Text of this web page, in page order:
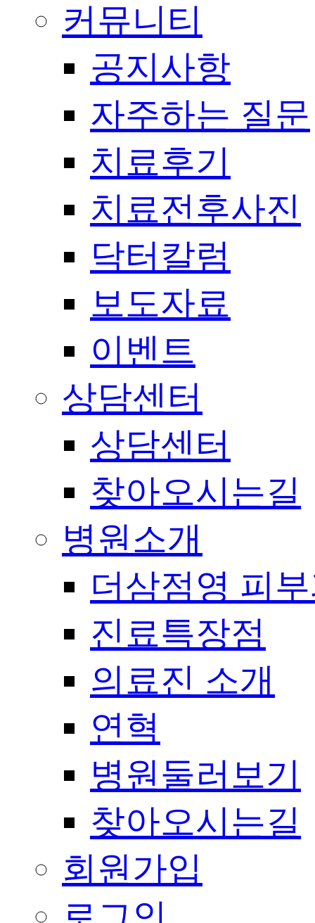
커뮤니티
공지사항
자주하는 질문
치료후기
치료전후사진
닥터칼럼
보도자료
이벤트
상담센터
상담센터
찾아오시는길
병원소개
더삼점영 피
진료특장점
의료진 소개
연혁
병원둘러보기
찾아오시는길
회원가입